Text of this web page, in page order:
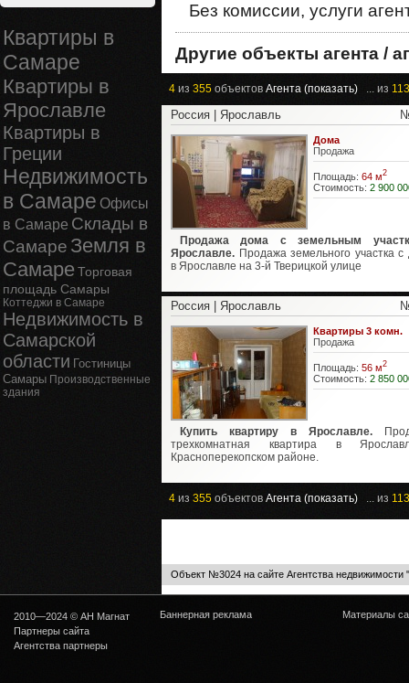
Квартиры в
Самаре
Квартиры в
Ярославле
Квартиры в
Греции
Недвижимость
в Самаре Офисы
в Самаре Склады в
Самаре Земля в
СамареТорговая
площадь Самары
Коттеджи в Самаре
Недвижимость в
Самарской
области Гостиницы
Самары Производственные
здания
Без комиссии, услуги
Другие объекты агента /
4 из 355 объектов Агента (показать) ... из
Россия | Ярославль
Дома
Продажа
Площадь: 64 м2
Стоимость: 2 900
Продажа дома с земельным
Ярославле. Продажа земельного участка
в Ярославле на 3-й Тверицкой улице
Россия | Ярославль
Квартиры 3 комн.
Продажа
Площадь: 56 м2
Стоимость: 2 850
Купить квартиру в Ярославле.
трехкомнатная квартира в
Красноперекопском районе.
4 из 355 объектов Агента (показать) ... из
Объект №3024 на сайте Агентства недвижимости
2010—2024 © АН Магнат
Партнеры сайта
Агентства партнеры
Баннерная реклама Материалы